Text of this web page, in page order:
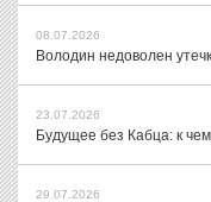
08.07.2026
Володин недоволен
23.07.2026
Будущее без Кабца: к
29.07.2026